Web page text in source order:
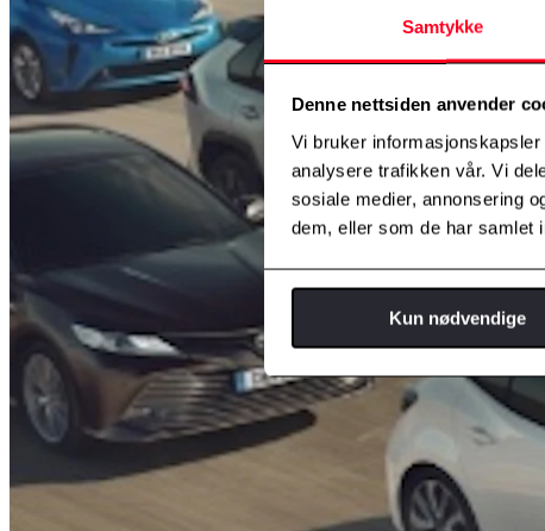
Samtykke
Denne nettsiden anvender
Vi bruker
analysere trafikken vår. Vi
sosiale medier, annonsering
dem, eller som de har samlet
Kun nødvendige